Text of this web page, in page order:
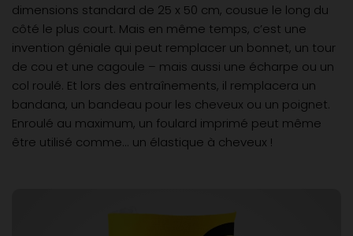
dimensions standard de 25 x 50 cm, cousue le long du
côté le plus court. Mais en même temps, c’est une
invention géniale qui peut remplacer un bonnet, un tour
de cou et une cagoule – mais aussi une écharpe ou un
col roulé. Et lors des entraînements, il remplacera un
bandana, un bandeau pour les cheveux ou un poignet.
Enroulé au maximum, un foulard imprimé peut même
être utilisé comme... un élastique à cheveux !